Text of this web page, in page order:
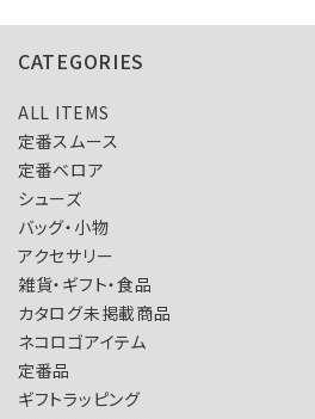
CATEGORIES
ALL ITEMS
定番スムース
定番ベロア
シューズ
バッグ・小物
アクセサリー
雑貨・ギフト・食品
カタログ未掲載商品
ネコロゴアイテム
定番品
ギフトラッピング